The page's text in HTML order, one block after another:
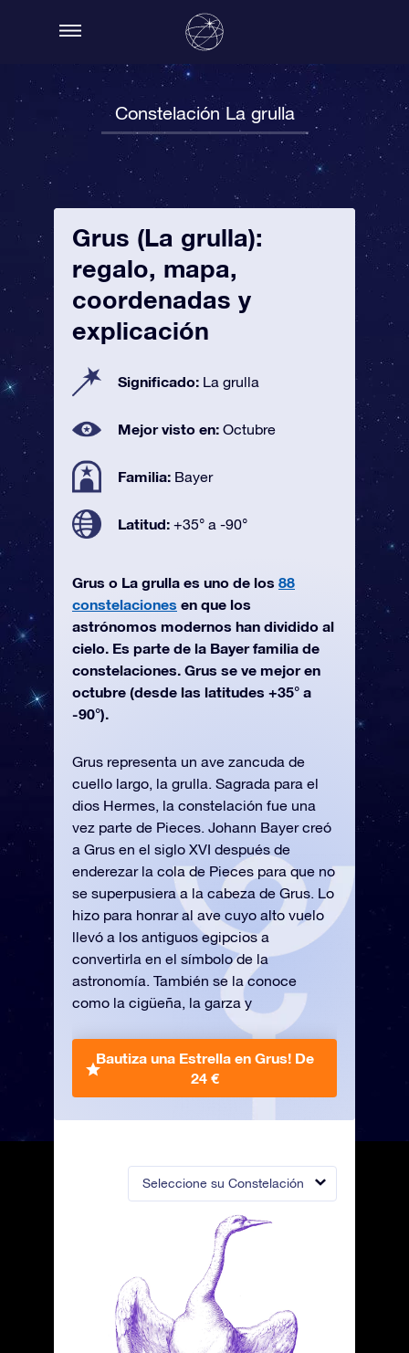
Constelación La grulla
Seleccione su Constelación
Grus (La grulla):
regalo, mapa,
coordenadas y
explicación
Significado: La grulla
Mejor visto en: Octubre
Familia: Bayer
Latitud: +35° a -90°
Grus o La grulla es uno de los 88
constelaciones en que los
astrónomos modernos han dividido al
cielo. Es parte de la Bayer familia de
constelaciones. Grus se ve mejor en
octubre (desde las latitudes +35° a
-90°).
Grus representa un ave zancuda de
cuello largo, la grulla. Sagrada para el
dios Hermes, la constelación fue una
vez parte de Pieces. Johann Bayer creó
a Grus en el siglo XVI después de
enderezar la cola de Pieces para que no
se superpusiera a la cabeza de Grus. Lo
hizo para honrar al ave cuyo alto vuelo
llevó a los antiguos egipcios a
convertirla en el símbolo de la
astronomía. También se la conoce
como la cigüeña, la garza y
Bautiza una Estrella en Grus! De
24 €